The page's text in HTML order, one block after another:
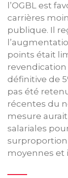
l’OGBL est
carrières
publique. Il
points était
définitive de
pas été
récentes du
mesure
salariales
moyennes et